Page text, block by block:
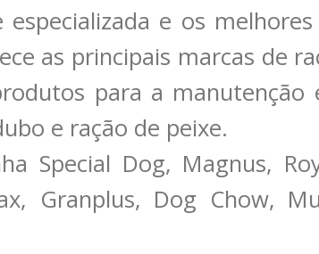
e os
as principais marcas de
para a manutenção
e ração de peixe.
Special Dog, Magnus,
Granplus, Dog Chow,